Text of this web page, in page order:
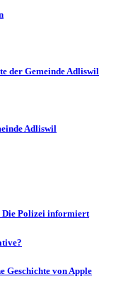
der Gemeinde Adliswil
Adliswil
Die Polizei informiert
Geschichte von Apple